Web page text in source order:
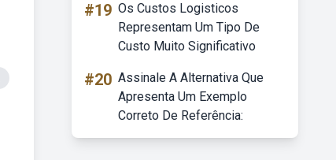
#19 Os Custos Logisticos
Representam Um Tipo De
Custo Muito Significativo
#20 Assinale A Alternativa Que
Apresenta Um Exemplo
Correto De Referência: